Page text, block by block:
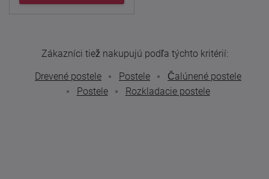
Zákazníci tiež nakupujú podľa týchto kritérií:
Drevené postele
Postele
Čalúnené postele
Postele
Rozkladacie postele